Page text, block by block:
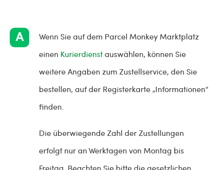
Wenn Sie auf dem Parcel Monkey Marktplatz
einen Kurierdienstauswählen, können Sie
weitere Angaben zum Zustellservice, den Sie
bestellen, auf der Registerkarte „Informationen“
finden.
Die überwiegende Zahl der Zustellungen
erfolgt nur an Werktagen von Montag bis
Freitag. Beachten Sie bitte die gesetzlichen